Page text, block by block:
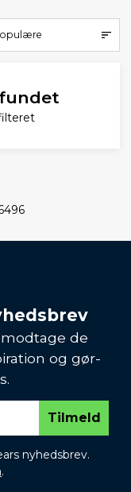
96
de
og gør-
Tilmeld
nyhedsbrev.
.